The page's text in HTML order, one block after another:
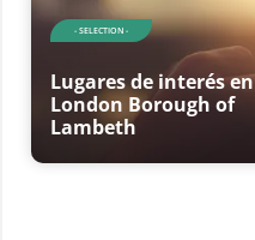
- SELECTION -
Lugares de interés en
London Borough of
Lambeth